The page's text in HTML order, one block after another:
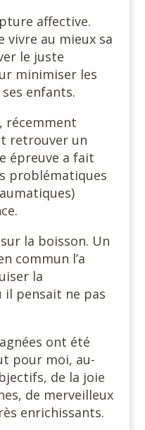
affective.
vivre au mieux sa
le juste
minimiser les
enfants.
récemment
retrouver un
épreuve a fait
problématiques
la boisson. Un
commun l’a
la
pensait ne pas
ont été
pour moi, au-
de la joie
de merveilleux
enrichissants.